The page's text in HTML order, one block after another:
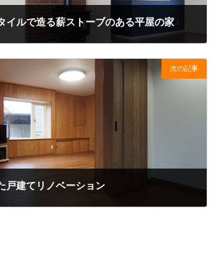
イルで造る薪ストーブのある平屋の家
次の記事
戸建てリノベーション